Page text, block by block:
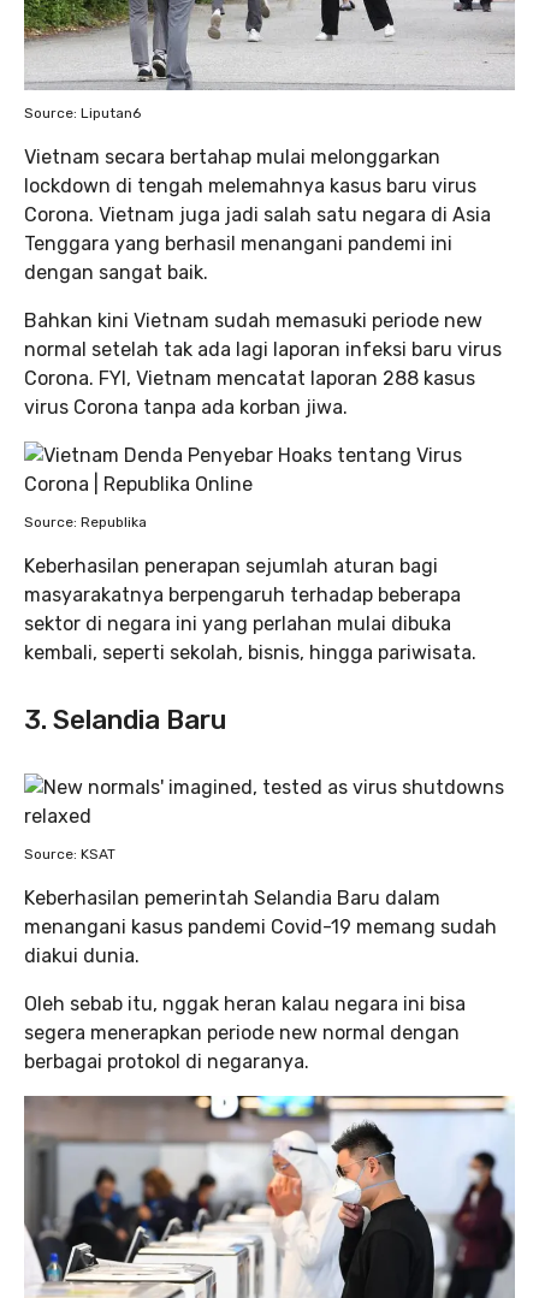
Source: Liputan6
Vietnam secara bertahap mulai melonggarkan
lockdown di tengah melemahnya kasus baru virus
Corona. Vietnam juga jadi salah satu negara di Asia
Tenggara yang berhasil menangani pandemi ini
dengan sangat baik.
Bahkan kini Vietnam sudah memasuki periode new
normal setelah tak ada lagi laporan infeksi baru virus
Corona. FYI, Vietnam mencatat laporan 288 kasus
virus Corona tanpa ada korban jiwa.
Source: Republika
Keberhasilan penerapan sejumlah aturan bagi
masyarakatnya berpengaruh terhadap beberapa
sektor di negara ini yang perlahan mulai dibuka
kembali, seperti sekolah, bisnis, hingga pariwisata.
3. Selandia Baru
Source: KSAT
Keberhasilan pemerintah Selandia Baru dalam
menangani kasus pandemi Covid-19 memang sudah
diakui dunia.
Oleh sebab itu, nggak heran kalau negara ini bisa
segera menerapkan periode new normal dengan
berbagai protokol di negaranya.